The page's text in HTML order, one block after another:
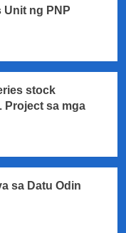
Unit ng PNP
stock
Project sa mga
sa Datu Odin